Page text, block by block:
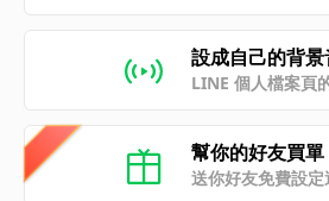
設成自己的背
LINE 個人檔案頁
幫你的好友買單
送你好友免費設